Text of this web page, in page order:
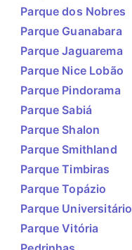
Parque dos Nobres
Parque Guanabara
Parque Jaguarema
Parque Nice Lobão
Parque Pindorama
Parque Sabiá
Parque Shalon
Parque Smithland
Parque Timbiras
Parque Topázio
Parque Universitário
Parque Vitória